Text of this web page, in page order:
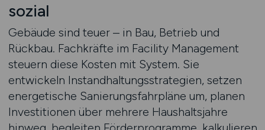
sozial
Gebäude sind teuer – in Bau, Betrieb und
Rückbau. Fachkräfte im Facility Management
steuern diese Kosten mit System. Sie
entwickeln Instandhaltungsstrategien, setzen
energetische Sanierungsfahrpläne um, planen
Investitionen über mehrere Haushaltsjahre